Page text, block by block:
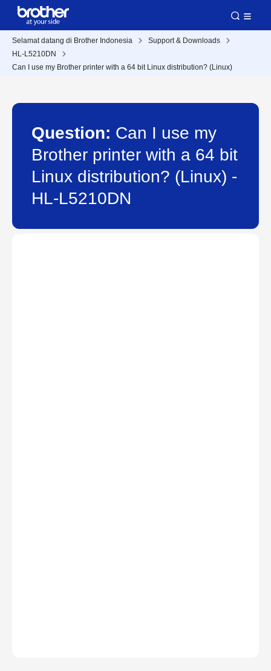
Selamat datang di Brother Indonesia
Support & Downloads
HL-L5210DN
Can I use my Brother printer with a 64 bit Linux distribution? (Linux)
Question: Can I use my
Brother printer with a 64 bit
Linux distribution? (Linux) -
HL-L5210DN